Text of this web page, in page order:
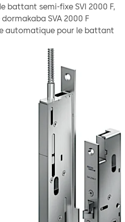
battant semi-fixe SVI 2000 F,
SVA 2000 F
automatique pour le battant
total avec module Power
la fonction anti-panique, le
depuis l’intérieur ; le
assure ensuite un
porte se referme. Modes de
directe au(x) participant(s)
100/250, en tant que système
des fonctions sur la
Grâce à une LED
fonctionnement ainsi que les
être lus directement sur la
convient à une utilisation